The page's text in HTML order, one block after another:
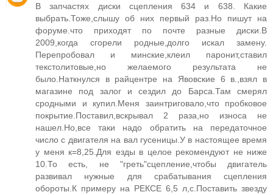
В запчастях диски сцепления 634 и 638. Какие
выбрать.Тоже,слышу об них первый раз.Но пишут на
форуме.что приходят по почте разные диски.В
2009,когда сгорели родные,долго искал замену.
Перепробовал и минские,клеил паронит,ставил
текстолитовые,но желаемого результата не
было.Наткнулся в райцентре на Явовские 6 в.,взял в
магазине под залог и сездил до Барса.Там смерял
сродными и купил.Меня заинтриговало,что пробковое
покрытие.Поставил,вскрывал 2 раза,но износа не
нашел.Но,все таки надо обратить на передаточное
число с двигателя на вал гусеницы.У в настоящее время
у меня к=8,25.Для езды в целое рекомендуют не ниже
10.То есть, не "греть"сцепление,чтобы двигатель
развивал нужные для срабатывания сцепления
обороты.К примеру на РЕКСЕ 6,5 л,с.Поставить звезду